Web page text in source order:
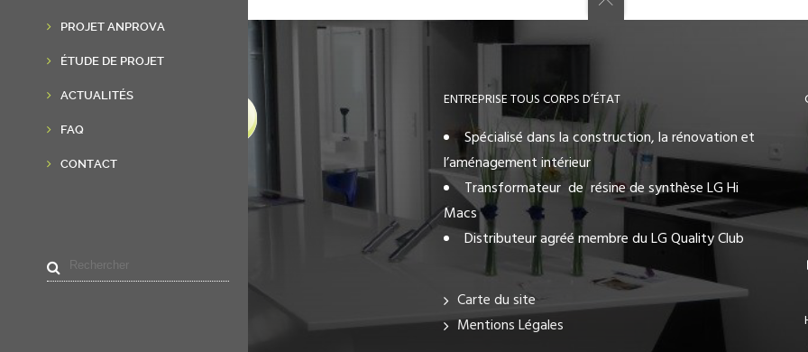
PROJET ANPROVA
ÉTUDE DE PROJET
ACTUALITÉS
FAQ
CONTACT
Accueil
Résine de synthèse
ENTREPRISE TOUS CORPS D’ÉTAT
Spécialisé dans la construction, la rénovation et
l’aménagement intérieur
Transformateur de résine de synthèse LG Hi
Macs
Distributeur agréé membre du LG Quality Club
Carte du site
Mentions Légales